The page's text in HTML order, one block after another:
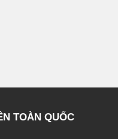
TOÀN QUỐC